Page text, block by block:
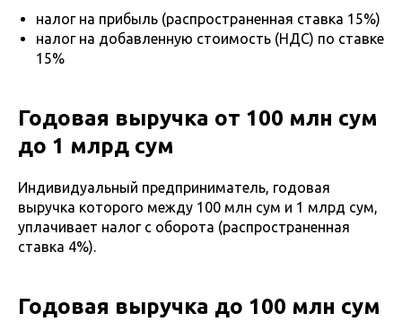
налог на прибыль (распространенная ставка 15%)
налог на добавленную стоимость (НДС) по ставке
15%
Годовая выручка от 100 млн сум
до 1 млрд сум
Индивидуальный предприниматель, годовая
выручка которого между 100 млн сум и 1 млрд сум,
уплачивает налог с оборота (распространенная
ставка 4%).
Годовая выручка до 100 млн сум